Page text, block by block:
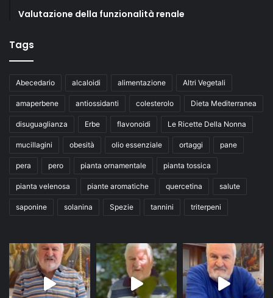
Valutazione della funzionalità renale
Tags
Abecedario alcaloidi alimentazione Altri Vegetali
amaperbene antiossidanti colesterolo Dieta Mediterranea
disuguaglianza Erbe flavonoidi Le Ricette Della Nonna
mucillagini obesità olio essenziale ortaggi pane
pera pero pianta ornamentale pianta tossica
pianta velenosa piante aromatiche quercetina salute
saponine solanina Spezie tannini triterpeni